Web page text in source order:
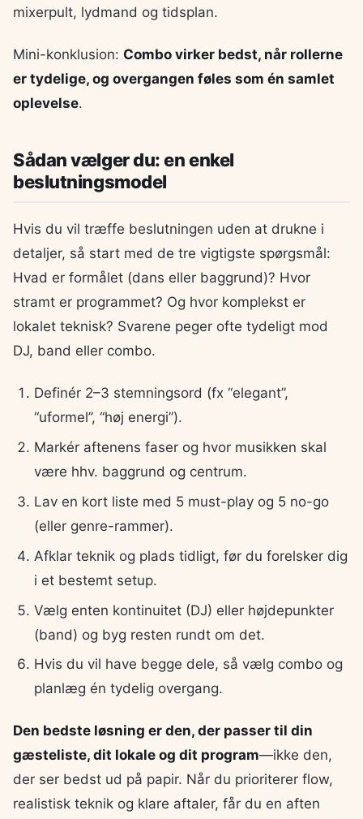
mixerpult, lydmand og tidsplan.
Mini-konklusion: Combo virker bedst, når rollerne
er tydelige, og overgangen føles som én samlet
oplevelse.
Sådan vælger du: en enkel
beslutningsmodel
Hvis du vil træffe beslutningen uden at drukne i
detaljer, så start med de tre vigtigste spørgsmål:
Hvad er formålet (dans eller baggrund)? Hvor
stramt er programmet? Og hvor komplekst er
lokalet teknisk? Svarene peger ofte tydeligt mod
DJ, band eller combo.
Definér 2–3 stemningsord (fx “elegant”,
“uformel”, “høj energi”).
Markér aftenens faser og hvor musikken skal
være hhv. baggrund og centrum.
Lav en kort liste med 5 must-play og 5 no-go
(eller genre-rammer).
Afklar teknik og plads tidligt, før du forelsker dig
i et bestemt setup.
Vælg enten kontinuitet (DJ) eller højdepunkter
(band) og byg resten rundt om det.
Hvis du vil have begge dele, så vælg combo og
planlæg én tydelig overgang.
Den bedste løsning er den, der passer til din
gæsteliste, dit lokale og dit program—ikke den,
der ser bedst ud på papir. Når du prioriterer flow,
realistisk teknik og klare aftaler, får du en aften